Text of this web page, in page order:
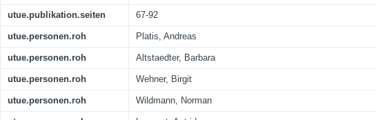
utue.publikation.seiten 67-92
utue.personen.roh Platis, Andreas
utue.personen.roh Altstaedter, Barbara
utue.personen.roh Wehner, Birgit
utue.personen.roh Wildmann, Norman